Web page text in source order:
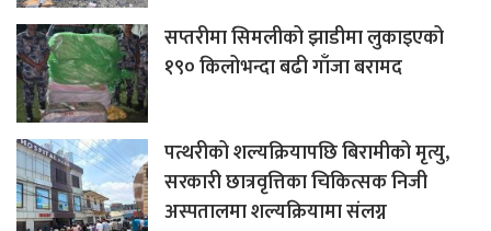
सप्तरीमा सिमलीको झाडीमा लुकाइएको
१९० किलोभन्दा बढी गाँजा बरामद
पत्थरीको शल्यक्रियापछि बिरामीको मृत्यु,
सरकारी छात्रवृत्तिका चिकित्सक निजी
अस्पतालमा शल्यक्रियामा संलग्न